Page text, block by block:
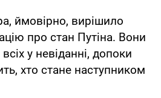
ймовірно, вирішило
про стан Путіна. Вони
у невіданні, допоки
хто стане наступником